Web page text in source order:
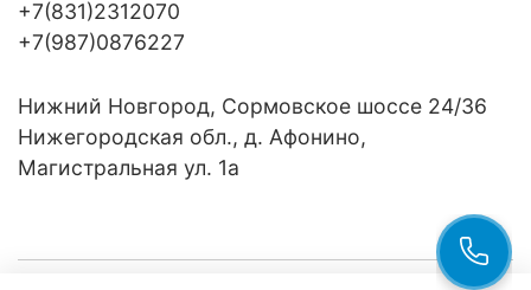
+7(831)2312070
+7(987)0876227
Нижний Новгород, Сормовское шоссе 24/36
Нижегородская обл., д. Афонино,
Магистральная ул. 1а